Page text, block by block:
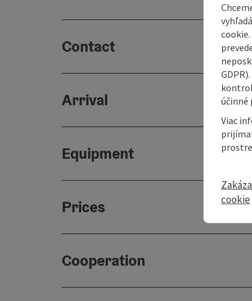
Contact
Arrival
Equipment
Prices
Cooperation
účinné
Viac
cookie